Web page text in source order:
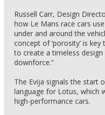
Russell Carr, Design
how Le Mans race cars
under and around the
concept of ‘porosity’ is
to create a timeless
downforce.”
The Evija signals the start
language for Lotus, which
high-performance cars.